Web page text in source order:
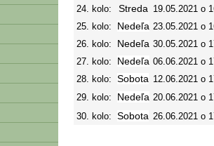
24. kolo:
Streda 19.05.2021 o
25. kolo:
Nedeľa 23.05.2021 o
26. kolo:
Nedeľa 30.05.2021 o
27. kolo:
Nedeľa 06.06.2021 o
28. kolo: Sobota 12.06.2021 o
29. kolo:
Nedeľa 20.06.2021 o
30. kolo: Sobota 26.06.2021 o